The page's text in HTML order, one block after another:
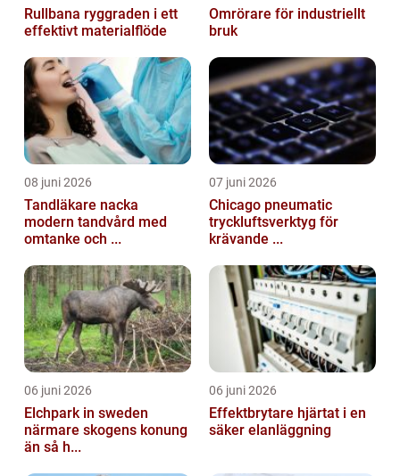
Rullbana ryggraden i ett
effektivt materialflöde
Omrörare för industriellt
bruk
08 juni 2026
Tandläkare nacka
modern tandvård med
omtanke och ...
07 juni 2026
Chicago pneumatic
tryckluftsverktyg för
krävande ...
06 juni 2026
Elchpark in sweden
närmare skogens konung
än så h...
06 juni 2026
Effektbrytare hjärtat i en
säker elanläggning